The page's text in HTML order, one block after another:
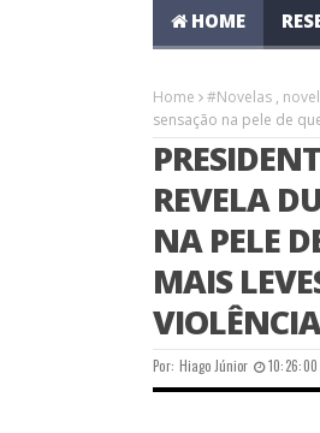
HOME
Home #Novelas ,
sensação na pele de
REVELA
NA PELE
MAIS
Por: Hiago Júnior 10:26:00